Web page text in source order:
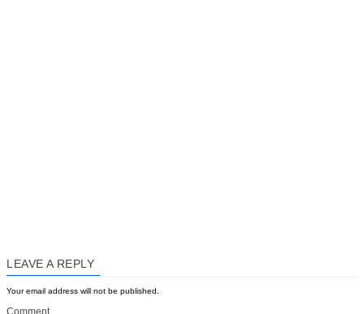
LEAVE A REPLY
Your email address will not be published.
Comment